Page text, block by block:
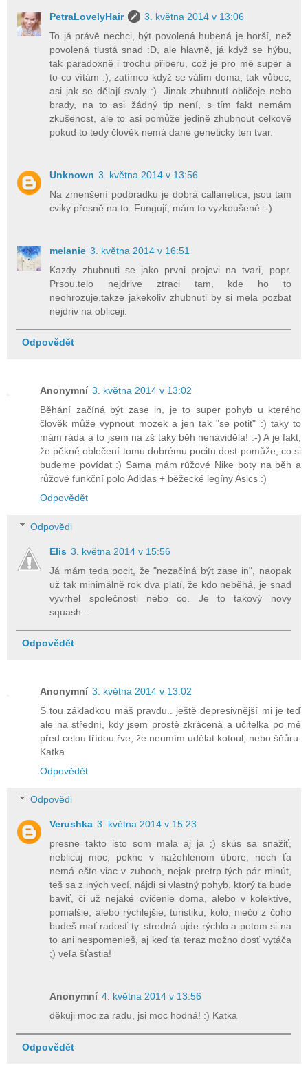
PetraLovelyHair
3. května 2014 v 13:06
To já právě nechci, být povolená hubená je horší, než
povolená tlustá snad :D, ale hlavně, já když se hýbu,
tak paradoxně i trochu přiberu, což je pro mě super a
to co vítám :), zatímco když se válím doma, tak vůbec,
asi jak se dělají svaly :). Jinak zhubnutí obličeje nebo
brady, na to asi žádný tip není, s tím fakt nemám
zkušenost, ale to asi pomůže jedině zhubnout celkově
pokud to tedy člověk nemá dané geneticky ten tvar.
Unknown 3. května 2014 v 13:56
Na zmenšení podbradku je dobrá callanetica, jsou tam
cviky přesně na to. Fungují, mám to vyzkoušené :-)
melanie 3. května 2014 v 16:51
Kazdy zhubnuti se jako prvni projevi na tvari, popr.
Prsou.telo nejdrive ztraci tam, kde ho to
neohrozuje.takze jakekoliv zhubnuti by si mela pozbat
nejdriv na obliceji.
Odpovědět
Anonymní 3. května 2014 v 13:02
Běhání začíná být zase in, je to super pohyb u kterého
člověk může vypnout mozek a jen tak "se potit" :) taky to
mám ráda a to jsem na zš taky běh nenáviděla! :-) A je fakt,
že pěkné oblečení tomu dobrému pocitu dost pomůže, co si
budeme povídat :) Sama mám růžové Nike boty na běh a
růžové funkční polo Adidas + běžecké legíny Asics :)
Odpovědět
Odpovědi
Elis 3. května 2014 v 15:56
Já mám teda pocit, že "nezačíná být zase in", naopak
už tak minimálně rok dva platí, že kdo neběhá, je snad
vyvrhel společnosti nebo co. Je to takový nový
squash...
Odpovědět
Anonymní 3. května 2014 v 13:02
S tou základkou máš pravdu.. ještě depresivnější mi je teď
ale na střední, kdy jsem prostě zkrácená a učitelka po mě
před celou třídou řve, že neumím udělat kotoul, nebo šňůru.
Katka
Odpovědět
Odpovědi
Verushka 3. května 2014 v 15:23
presne takto isto som mala aj ja ;) skús sa snažiť,
neblicuj moc, pekne v nažehlenom úbore, nech ťa
nemá ešte viac v zuboch, nejak pretrp tých pár minút,
teš sa z iných vecí, nájdi si vlastný pohyb, ktorý ťa bude
baviť, či už nejaké cvičenie doma, alebo v kolektíve,
pomalšie, alebo rýchlejšie, turistiku, kolo, niečo z čoho
budeš mať radosť ty. stredná ujde rýchlo a potom si na
to ani nespomenieš, aj keď ťa teraz možno dosť vytáča
;) veľa šťastia!
Anonymní 4. května 2014 v 13:56
děkuji moc za radu, jsi moc hodná! :) Katka
Odpovědět